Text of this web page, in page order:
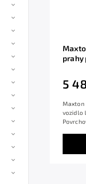
prahy
5
Maxton
vozidlo